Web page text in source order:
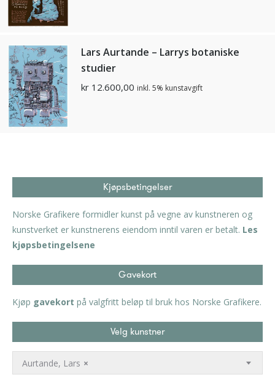
Lars Aurtande – Larrys botaniske
studier
kr 12.600,00 inkl. 5% kunstavgift
Kjøpsbetingelser
Norske Grafikere formidler kunst på vegne av kunstneren og
kunstverket er kunstnerens eiendom inntil varen er betalt. Les
kjøpsbetingelsene
Gavekort
Kjøp gavekort på valgfritt beløp til bruk hos Norske Grafikere.
Velg kunstner
×
Aurtande, Lars